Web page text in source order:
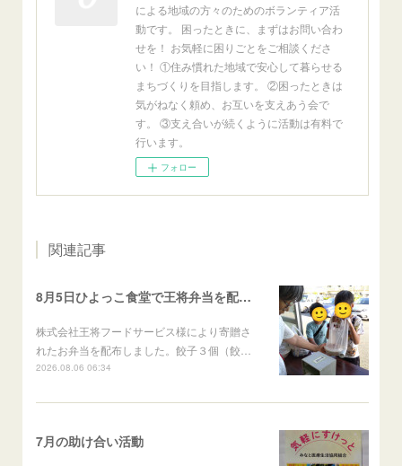
による地域の方々のためのボランティア活
動です。 困ったときに、まずはお問い合わ
せを！ お気軽に困りごとをご相談くださ
い！ ①住み慣れた地域で安心して暮らせる
まちづくりを目指します。 ②困ったときは
気がねなく頼め、お互いを支えあう会で
す。 ③支え合いが続くように活動は有料で
行います。
フォロー
関連記事
8月5日ひよっこ食堂で王将弁当を配布しました
株式会社王将フードサービス様により寄贈さ
れたお弁当を配布しました。餃子３個（餃…
2026.08.06 06:34
7月の助け合い活動